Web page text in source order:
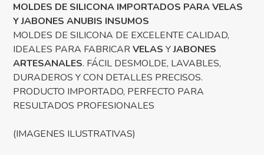
MOLDES DE SILICONA IMPORTADOS PARA VELAS
Y JABONES ANUBIS INSUMOS
MOLDES DE SILICONA DE EXCELENTE CALIDAD,
IDEALES PARA FABRICARVELAS YJABONES
ARTESANALES. FÁCIL DESMOLDE, LAVABLES,
DURADEROS Y CON DETALLES PRECISOS.
PRODUCTO IMPORTADO, PERFECTO PARA
RESULTADOS PROFESIONALES
(IMAGENES ILUSTRATIVAS)